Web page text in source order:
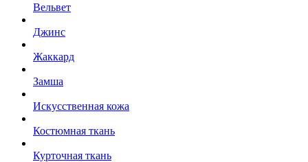
Вельвет
Джинс
Жаккард
Замша
Искусственная кожа
Костюмная ткань
Курточная ткань